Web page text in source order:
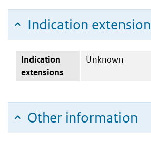
Indication extension
Indication
extensions
Unknown
Other information